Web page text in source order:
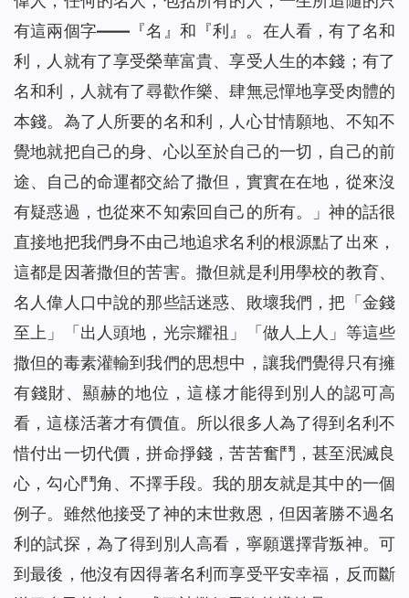
有這兩個字——『名』和『利』。在人看，有了名和
利，人就有了享受榮華富貴、享受人生的本錢；有了
名和利，人就有了尋歡作樂、肆無忌憚地享受肉體的
本錢。為了人所要的名和利，人心甘情願地、不知不
覺地就把自己的身、心以至於自己的一切，自己的前
途、自己的命運都交給了撒但，實實在在地，從來沒
有疑惑過，也從來不知索回自己的所有。
」神的話很
直接地把我們身不由己地追求名利的根源點了出來，
這都是因著撒但的苦害。撒但就是利用學校的教育、
名人偉人口中說的那些話迷惑、敗壞我們，把「金錢
至上」「出人頭地，光宗耀祖」「做人上人」等這些
撒但的毒素灌輸到我們的思想中，讓我們覺得只有擁
有錢財、顯赫的地位，這樣才能得到別人的認可高
看，這樣活著才有價值。所以很多人為了得到名利不
惜付出一切代價，拼命掙錢，苦苦奮鬥，甚至泯滅良
心，勾心鬥角、不擇手段。我的朋友就是其中的一個
例子。雖然他接受了神的末世救恩，但因著勝不過名
利的試探，為了得到別人高看，寧願選擇背叛神。可
到最後，他沒有因得著名利而享受平安幸福，反而斷